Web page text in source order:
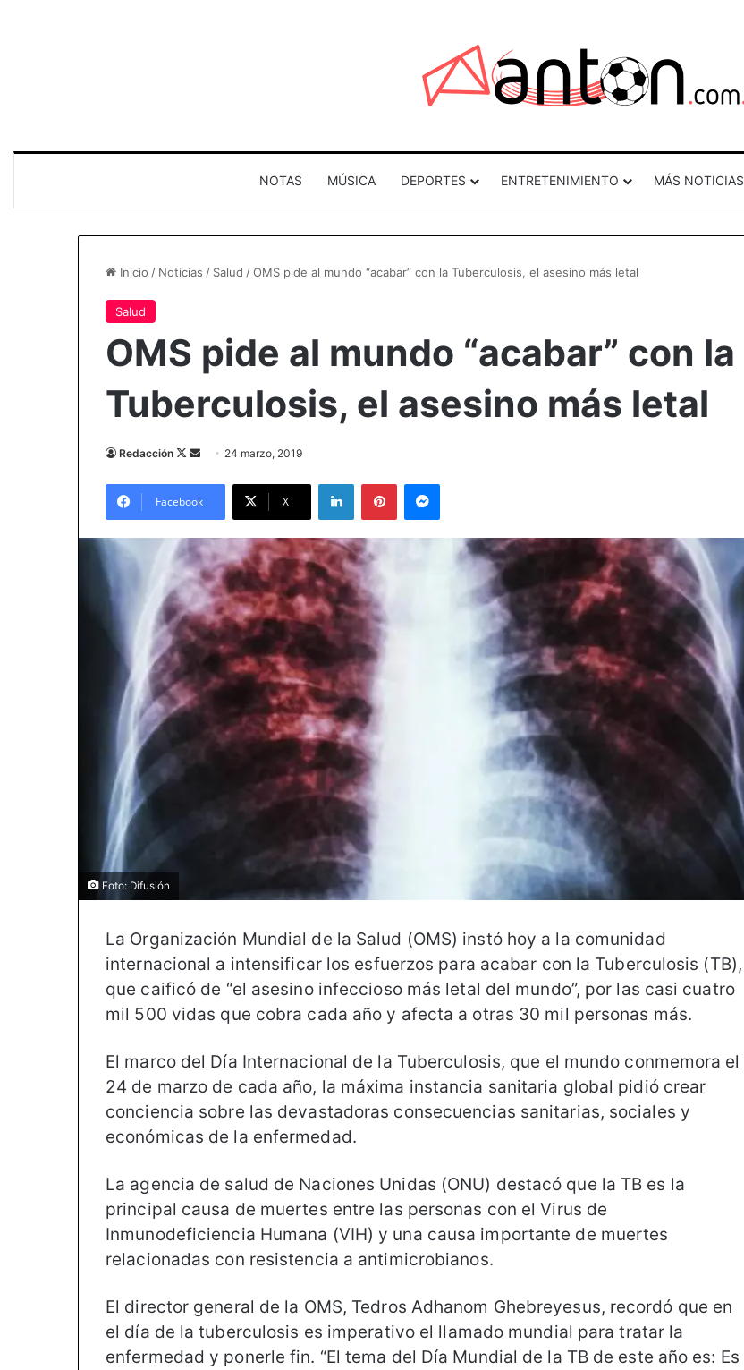
NOTAS MÚSICA DEPORTES ENTRETENIMIENTO MÁS NOTICIAS
Inicio / Noticias / Salud /OMS pide al mundo “acabar” con la Tuberculosis, el asesino más letal
Salud
OMS pide al mundo “acabar” con la
Tuberculosis, el asesino más letal
Redacción
Follow
Send 24 marzo, 2019
Facebook X
LinkedInPinterestMessenger
Foto: Difusión
La Organización Mundial de la Salud (OMS) instó hoy a la comunidad
internacional a intensificar los esfuerzos para acabar con la Tuberculosis (TB),
que caificó de “el asesino infeccioso más letal del mundo”, por las casi cuatro
mil 500 vidas que cobra cada año y afecta a otras 30 mil personas más.
El marco del Día Internacional de la Tuberculosis, que el mundo conmemora el
24 de marzo de cada año, la máxima instancia sanitaria global pidió crear
conciencia sobre las devastadoras consecuencias sanitarias, sociales y
económicas de la enfermedad.
La agencia de salud de Naciones Unidas (ONU) destacó que la TB es la
principal causa de muertes entre las personas con el Virus de
Inmunodeficiencia Humana (VIH) y una causa importante de muertes
relacionadas con resistencia a antimicrobianos.
El director general de la OMS, Tedros Adhanom Ghebreyesus, recordó que en
el día de la tuberculosis es imperativo el llamado mundial para tratar la
enfermedad y ponerle fin. “El tema del Día Mundial de la TB de este año es: Es